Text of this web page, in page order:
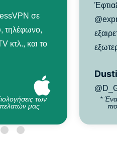
σε
τηλέφωνο,
κτλ., και το
των
μας
* Ένα